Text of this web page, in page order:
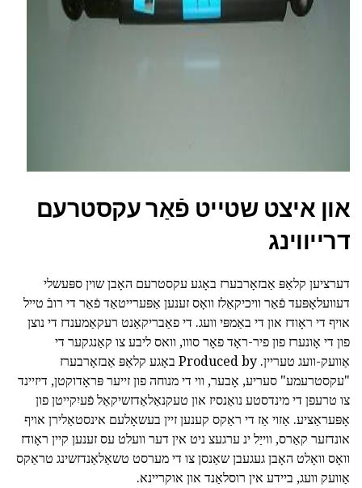
ad
און איצט שטייט פֿאַר עקסטרעם
דרייווינג
דערציען קלאַפּ אַבזאָרבערז באָגע עקסטרעם האָבן שוין ספּעשלי
דעוועלאָפּעד פֿאַר וויכיקאַלז וואָס זענען אַפּערייטאַד פֿאַר די רובֿ טייל
אויף די ראָודז און די באַמפּי וועג. די פאַבריקאַנט רעקאַמענדז די נוצן
פון די אָונערז פון פיר-ראָד פאָר סווו, וואס ליבע צו קאַנגקער די
אַוועק-וועג טעריין. Produced by באָגע קלאַפּ אַבזאָרבערז
"עקסטרעמע" סעריע, אָבער, ווי די מנוחה פון זייער פּראָדוקטן, דיזיינד
צו טרעפן די מינדסטע נואַנסיז און טעקנאַלאַדזשיקאַל פֿעיִקייטן פון
אָפּעראַציע. אַזוי אַז די ראַקס קענען זיין בעשאָלעם אינסטאַלירן אויף
אונדזער קאַרס, ווייַל ינ ערגעצ ניט אין דער וועלט עס זענען קיין ראָודז
וואָס וואָלט האָבן געגעבן שאַנסן צו די מערסט טשאַלאַנדזשינג טראַקס
אַוועק וועג, ביידע אין רוסלאַנד און אוקריינא.